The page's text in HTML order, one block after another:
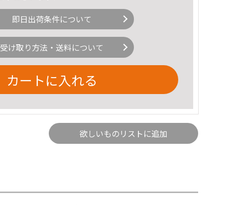
即日出荷条件について
受け取り方法・送料について
カートに入れる
欲しいものリストに追加